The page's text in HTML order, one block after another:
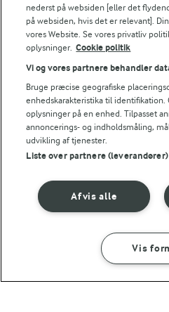
Sørg for at sprede græskar og
VARIATION
Du kan bruge hokkaido
NÆRINGSINDHOLD, PR
Energiindhold:
573 kJ / 137 kcal
Energifordeling
ENERGI PR 100 G
Få tips til
laktose
SÅDAN GØR DU
nederst på websiden [eller det
på websiden, hvis det er relevant].
vores Website. Se vores privatliv
oplysninger. Cookie politik
Vi og vores partnere behandler
Bruge præcise geografiske
enhedskarakteristika til
oplysninger på en enhed. Tilpasset
annoncerings- og indholdsmåling,
udvikling af tjenester.
Liste over partnere (leverandører)
Afvis alle
Vis